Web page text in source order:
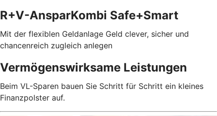
R+V-AnsparKombi Safe+Smart
Mit der flexiblen Geldanlage Geld clever, sicher und
chancenreich zugleich anlegen
Vermögenswirksame Leistungen
Beim VL-Sparen bauen Sie Schritt für Schritt ein kleines
Finanzpolster auf.